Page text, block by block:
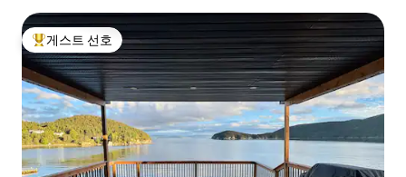
상위 게스트 선호
게스트 선호